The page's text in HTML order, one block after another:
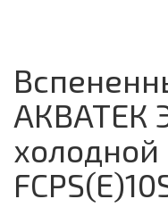
АКВАТЕК